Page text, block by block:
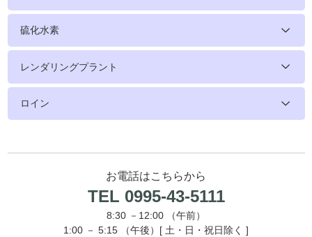
硫化水素
レンダリングプラント
ロイン
お電話はこちらから
TEL 0995-43-5111
8:30 －12:00 （午前）
1:00 － 5:15 （午後）[ 土・日・祝日除く ]